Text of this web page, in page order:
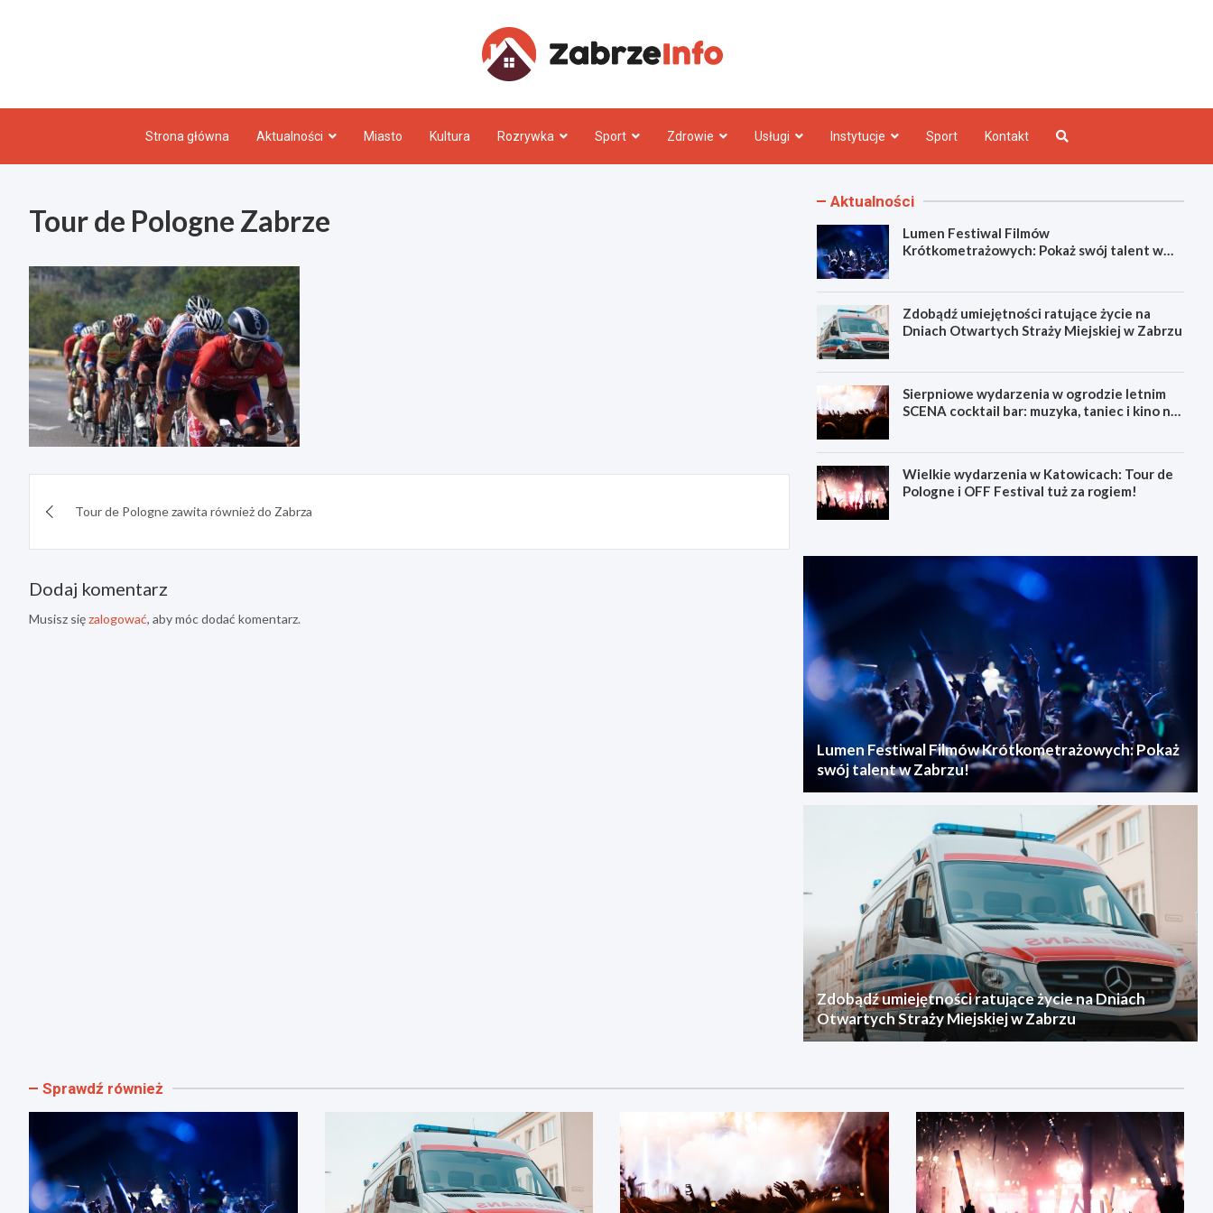
Strona główna Aktualności Miasto Kultura Rozrywka Sport Zdrowie Usługi Instytucje Sport Kontakt
Tour de Pologne Zabrze
wpisuTour de Pologne zawita również do Zabrza
Dodaj komentarz
Musisz sięzalogować, aby móc dodać komentarz.
Aktualności
Lumen Festiwal Filmów
Krótkometrażowych: Pokaż swój talent w
Zdobądź umiejętności ratujące życie na
Dniach Otwartych Straży Miejskiej w Zabrzu
Sierpniowe wydarzenia w ogrodzie letnim
SCENA cocktail bar: muzyka, taniec i kino na
Wielkie wydarzenia w Katowicach: Tour de
Pologne i OFF Festival tuż za rogiem!
Lumen Festiwal Filmów Krótkometrażowych: Pokaż
swój talent w Zabrzu!
Zdobądź umiejętności ratujące życie na Dniach
Otwartych Straży Miejskiej w Zabrzu
Sprawdź również